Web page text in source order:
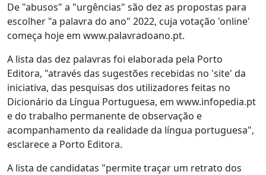
De "abusos" a "urgências" são dez as propostas para
escolher "a palavra do ano" 2022, cuja votação 'online'
começa hoje em www.palavradoano.pt.
A lista das dez palavras foi elaborada pela Porto
Editora, "através das sugestões recebidas no 'site' da
iniciativa, das pesquisas dos utilizadores feitas no
Dicionário da Língua Portuguesa, em www.infopedia.pt
e do trabalho permanente de observação e
acompanhamento da realidade da língua portuguesa",
esclarece a Porto Editora.
A lista de candidatas "permite traçar um retrato dos